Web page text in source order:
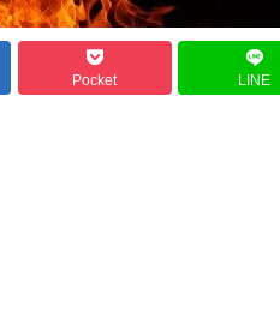
Pocket LINE